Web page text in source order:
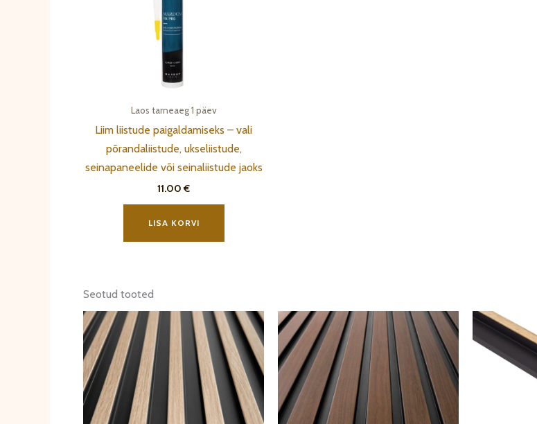
Laos tarneaeg 1 päev
Liim liistude paigaldamiseks – vali
põrandaliistude, ukseliistude,
seinapaneelide või seinaliistude jaoks
11.00 €
LISA KORVI
Seotud tooted